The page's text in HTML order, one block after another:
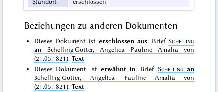
Beziehungen zu anderen Dokumenten
Dieses Dokument ist erschlossen aus: Brief Schelling
an Schelling|Gotter, Angelica Pauline Amalia von
(21.05.1821).Text
Dieses Dokument ist erwähnt in: Brief Schelling an
Schelling|Gotter, Angelica Pauline Amalia von
(21.05.1821).Text